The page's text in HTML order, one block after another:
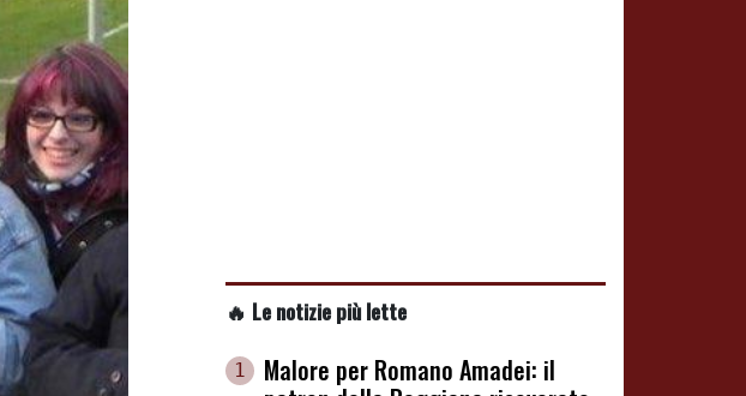
🔥 Le notizie più lette
1
Malore per Romano Amadei: il